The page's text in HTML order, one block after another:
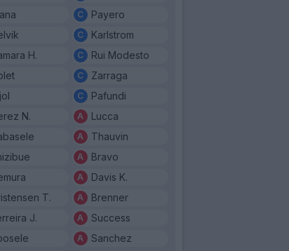
H.
N.
T.
J.
Payero
Karlstrom
Rui Modesto
Zarraga
Pafundi
Lucca
Thauvin
Bravo
Davis K.
Brenner
Success
Sanchez